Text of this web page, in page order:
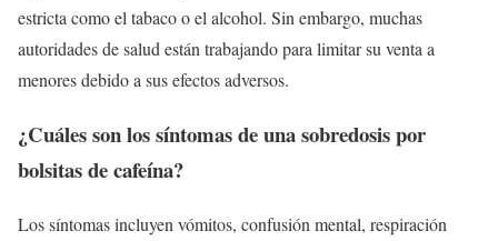
estricta como el tabaco o el alcohol. Sin embargo, muchas
autoridades de salud están trabajando para limitar su venta a
menores debido a sus efectos adversos.
¿Cuáles son los síntomas de una sobredosis por
bolsitas de cafeína?
Los síntomas incluyen vómitos, confusión mental, respiración